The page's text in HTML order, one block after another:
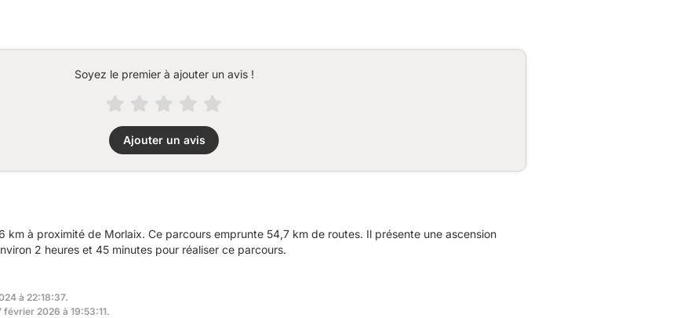
Soyez le premier à ajouter un avis !
Ajouter un avis
km à proximité de Morlaix. Ce parcours emprunte 54,7 km de routes. Il présente une ascension
2 heures et 45 minutes pour réaliser ce parcours.
à 22:18:37.
2026 à 19:53:11.